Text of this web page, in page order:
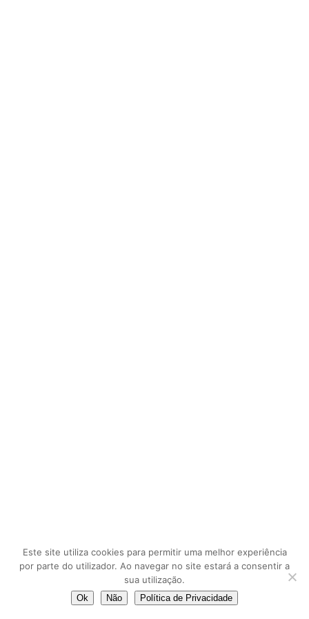
Este site utiliza cookies para permitir uma melhor experiência
por parte do utilizador. Ao navegar no site estará a consentir a
sua utilização.
Ok Não Política de Privacidade